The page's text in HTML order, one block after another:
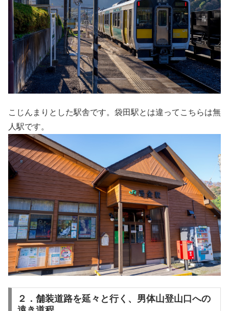
こじんまりとした駅舎です。袋田駅とは違ってこちらは無
人駅です。
２．舗装道路を延々と行く、男体山登山口への